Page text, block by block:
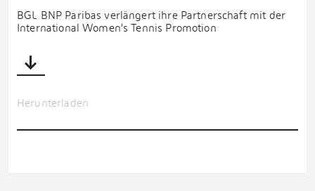
BGL BNP Paribas verlängert ihre Partnerschaft mit der
International Women’s Tennis Promotion
Herunterladen